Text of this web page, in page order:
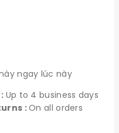
ngay lúc này
Up to 4 business days
:On all orders